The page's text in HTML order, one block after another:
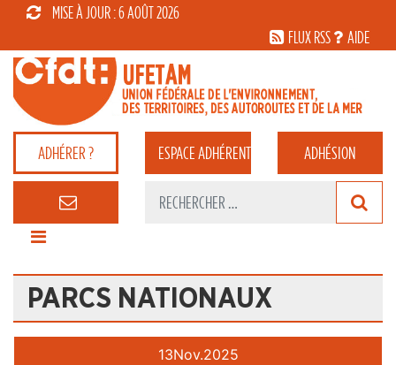
MISE À JOUR : 6 AOÛT 2026
FLUX RSS
AIDE
ADHÉRER ? ESPACEADHÉRENT ADHÉSION
PARCS NATIONAUX
13Nov.2025